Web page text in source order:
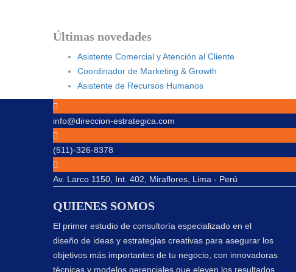
Últimas novedades
Asistente Comercial y Atención al Cliente
Coordinador de Marketing & Growth
Asistente de Recursos Humanos
info@direccion-estrategica.com
(511)-326-8378
Av. Larco 1150, Int. 402, Miraflores, Lima - Perú
QUIENES SOMOS
El primer estudio de consultoría especializado en el
diseño de ideas y estrategias creativas para asegurar los
objetivos más importantes de tu negocio, con innovadoras
técnicas y modelos gerenciales que eleven los resultados